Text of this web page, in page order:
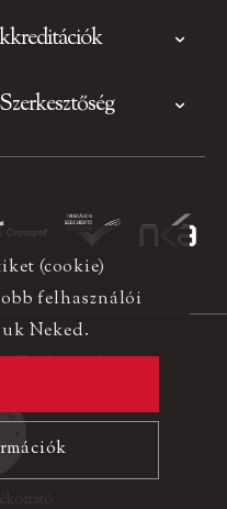
Tanulmányok
(cookie)
felhasználói
Neked.